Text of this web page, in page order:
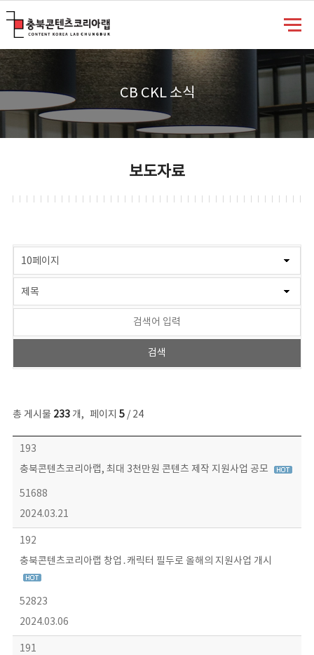
CB CKL 소식
보도자료
총 게시물 233개, 페이지 5/ 24
보도자료 목록 - 번호, 제목, 작성자, 파일, 조회수, 작성일 정보 제공
193
충북콘텐츠코리아랩, 최대 3천만원 콘텐츠 제작 지원사업 공모
51688
2024.03.21
192
충북콘텐츠코리아랩 창업․캐릭터 필두로 올해의 지원사업 개시
52823
2024.03.06
191